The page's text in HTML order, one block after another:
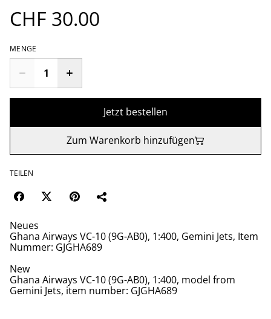
CHF 30.00
MENGE
Jetzt bestellen
Zum Warenkorb hinzufügen
TEILEN
Neues
Ghana Airways VC-10 (9G-AB0), 1:400, Gemini Jets, Item
Nummer: GJGHA689
New
Ghana Airways VC-10 (9G-AB0), 1:400, model from
Gemini Jets, item number: GJGHA689